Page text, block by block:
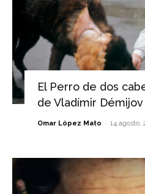
El Perro de dos
de Vladímir
Omar López Mato - 14 agosto,